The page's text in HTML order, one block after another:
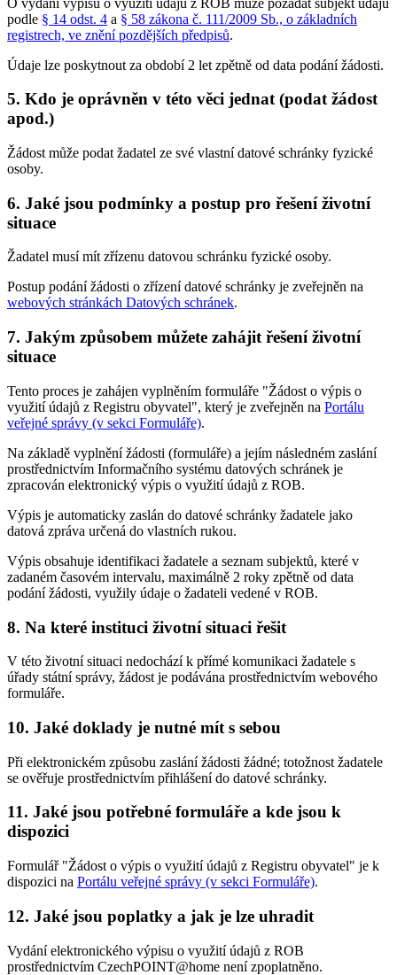
podle § 14 odst. 4 a § 58 zákona č. 111/2009 Sb., o základních
registrech, ve znění pozdějších předpisů.
Údaje lze poskytnout za období 2 let zpětně od data podání žádosti.
5. Kdo je oprávněn v této věci jednat (podat žádost
apod.)
Žádost může podat žadatel ze své vlastní datové schránky fyzické
osoby.
6. Jaké jsou podmínky a postup pro řešení životní
situace
Žadatel musí mít zřízenu datovou schránku fyzické osoby.
Postup podání žádosti o zřízení datové schránky je zveřejněn na
webových stránkách Datových schránek.
7. Jakým způsobem můžete zahájit řešení životní
situace
Tento proces je zahájen vyplněním formuláře "Žádost o výpis o
využití údajů z Registru obyvatel", který je zveřejněn na Portálu
veřejné správy (v sekci Formuláře).
Na základě vyplnění žádosti (formuláře) a jejím následném zaslání
prostřednictvím Informačního systému datových schránek je
zpracován elektronický výpis o využití údajů z ROB.
Výpis je automaticky zaslán do datové schránky žadatele jako
datová zpráva určená do vlastních rukou.
Výpis obsahuje identifikaci žadatele a seznam subjektů, které v
zadaném časovém intervalu, maximálně 2 roky zpětně od data
podání žádosti, využily údaje o žadateli vedené v ROB.
8. Na které instituci životní situaci řešit
V této životní situaci nedochází k přímé komunikaci žadatele s
úřady státní správy, žádost je podávána prostřednictvím webového
formuláře.
10. Jaké doklady je nutné mít s sebou
Při elektronickém způsobu zaslání žádosti žádné; totožnost žadatele
se ověřuje prostřednictvím přihlášení do datové schránky.
11. Jaké jsou potřebné formuláře a kde jsou k
dispozici
Formulář "Žádost o výpis o využití údajů z Registru obyvatel" je k
dispozici na Portálu veřejné správy (v sekci Formuláře).
12. Jaké jsou poplatky a jak je lze uhradit
Vydání elektronického výpisu o využití údajů z ROB
prostřednictvím CzechPOINT@home není zpoplatněno.